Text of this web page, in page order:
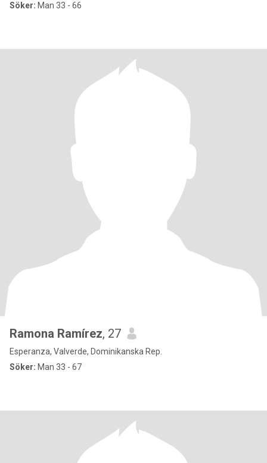
Söker: Man 33 - 66
Ramona Ramírez, 27
Esperanza, Valverde, Dominikanska Rep.
Söker: Man 33 - 67